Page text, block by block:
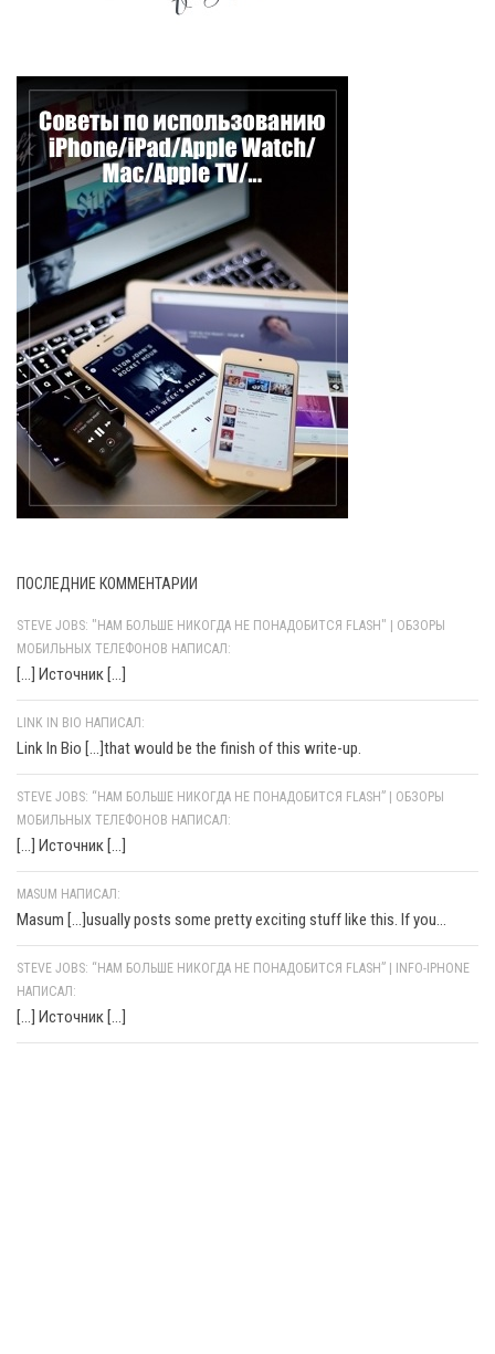
ПОСЛЕДНИЕ КОММЕНТАРИИ
STEVE JOBS: "НАМ БОЛЬШЕ НИКОГДА НЕ ПОНАДОБИТСЯ FLASH" | ОБЗОРЫ
МОБИЛЬНЫХ ТЕЛЕФОНОВ НАПИСАЛ:
[…] Источник […]
LINK IN BIO НАПИСАЛ:
Link In Bio [...]that would be the finish of this write-up.
STEVE JOBS: “НАМ БОЛЬШЕ НИКОГДА НЕ ПОНАДОБИТСЯ FLASH” | ОБЗОРЫ
МОБИЛЬНЫХ ТЕЛЕФОНОВ НАПИСАЛ:
[…] Источник […]
MASUM НАПИСАЛ:
Masum [...]usually posts some pretty exciting stuff like this. If you...
STEVE JOBS: “НАМ БОЛЬШЕ НИКОГДА НЕ ПОНАДОБИТСЯ FLASH” | INFO-IPHONE
НАПИСАЛ:
[…] Источник […]